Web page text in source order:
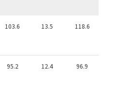
103.6 13.5 118.6
95.2 12.4 96.9